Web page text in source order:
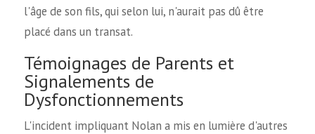
l'âge de son fils, qui selon lui, n'aurait pas dû être
placé dans un transat.
Témoignages de Parents et
Signalements de
Dysfonctionnements
L'incident impliquant Nolan a mis en lumière d'autres